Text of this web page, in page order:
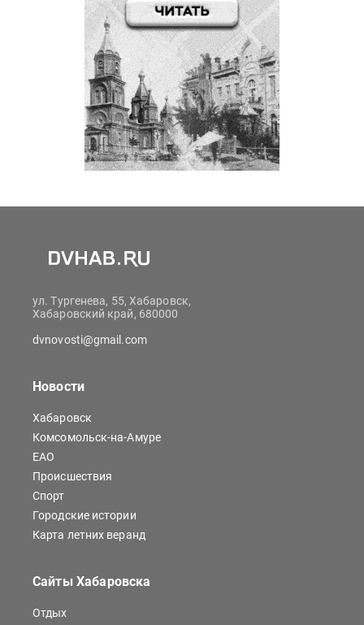
ул. Тургенева, 55, Хабаровск,
Хабаровский край, 680000
dvnovosti@gmail.com
Новости
Хабаровск
Комсомольск-на-Амуре
ЕАО
Происшествия
Спорт
Городские истории
Карта летних веранд
Сайты Хабаровска
Отдых